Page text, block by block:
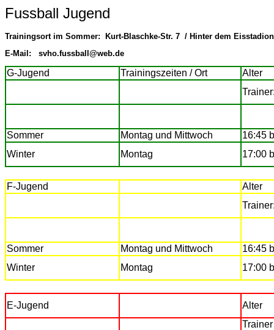
Fussball Jugend
Trainingsort im Sommer: Kurt-Blaschke-Str. 7 / Hinter dem Eisstadion
E-Mail: svho.fussball@web.de
G-Jugend Trainingszeiten / Ort
Alter
Sommer Montag und Mittwoch
16:45
Winter
Montag 17:00
F-Jugend
Alter
Sommer Montag und Mittwoch
16:45
Winter
Montag 17:00
E-Jugend
Alter
Trainer